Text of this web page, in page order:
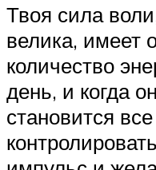
Твоя сила
велика, имеет
количество
день, и когда
становится